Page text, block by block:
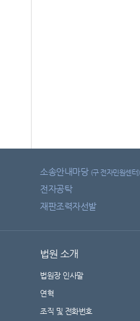
소송안내마당 (구 전자민원센터)
전자공탁
재판조력자선발
법원 소개
법원장 인사말
연혁
조직 및 전화번호